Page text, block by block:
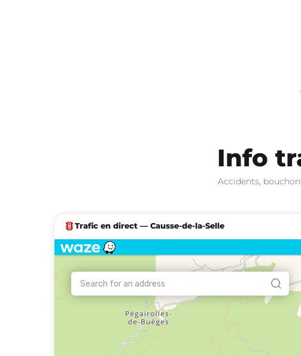
Info
Accidents,
traffic Trafic en direct — Causse-de-la-Selle